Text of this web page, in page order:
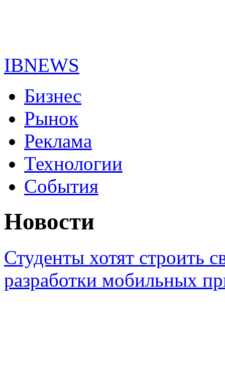
IBNEWS
Бизнес
Рынок
Реклама
Технологии
События
Новости
Студенты хотят строить
разработки мобильных